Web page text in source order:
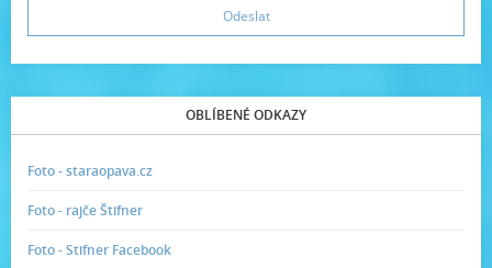
OBLÍBENÉ ODKAZY
Foto - staraopava.cz
Foto - rajče Štifner
Foto - Stifner Facebook